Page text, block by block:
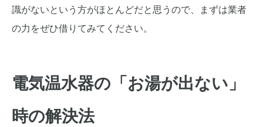
識がないという方がほとんどだと思うので、まずは業者
の力をぜひ借りてみてください。
電気温水器の「お湯が出ない」
時の解決法